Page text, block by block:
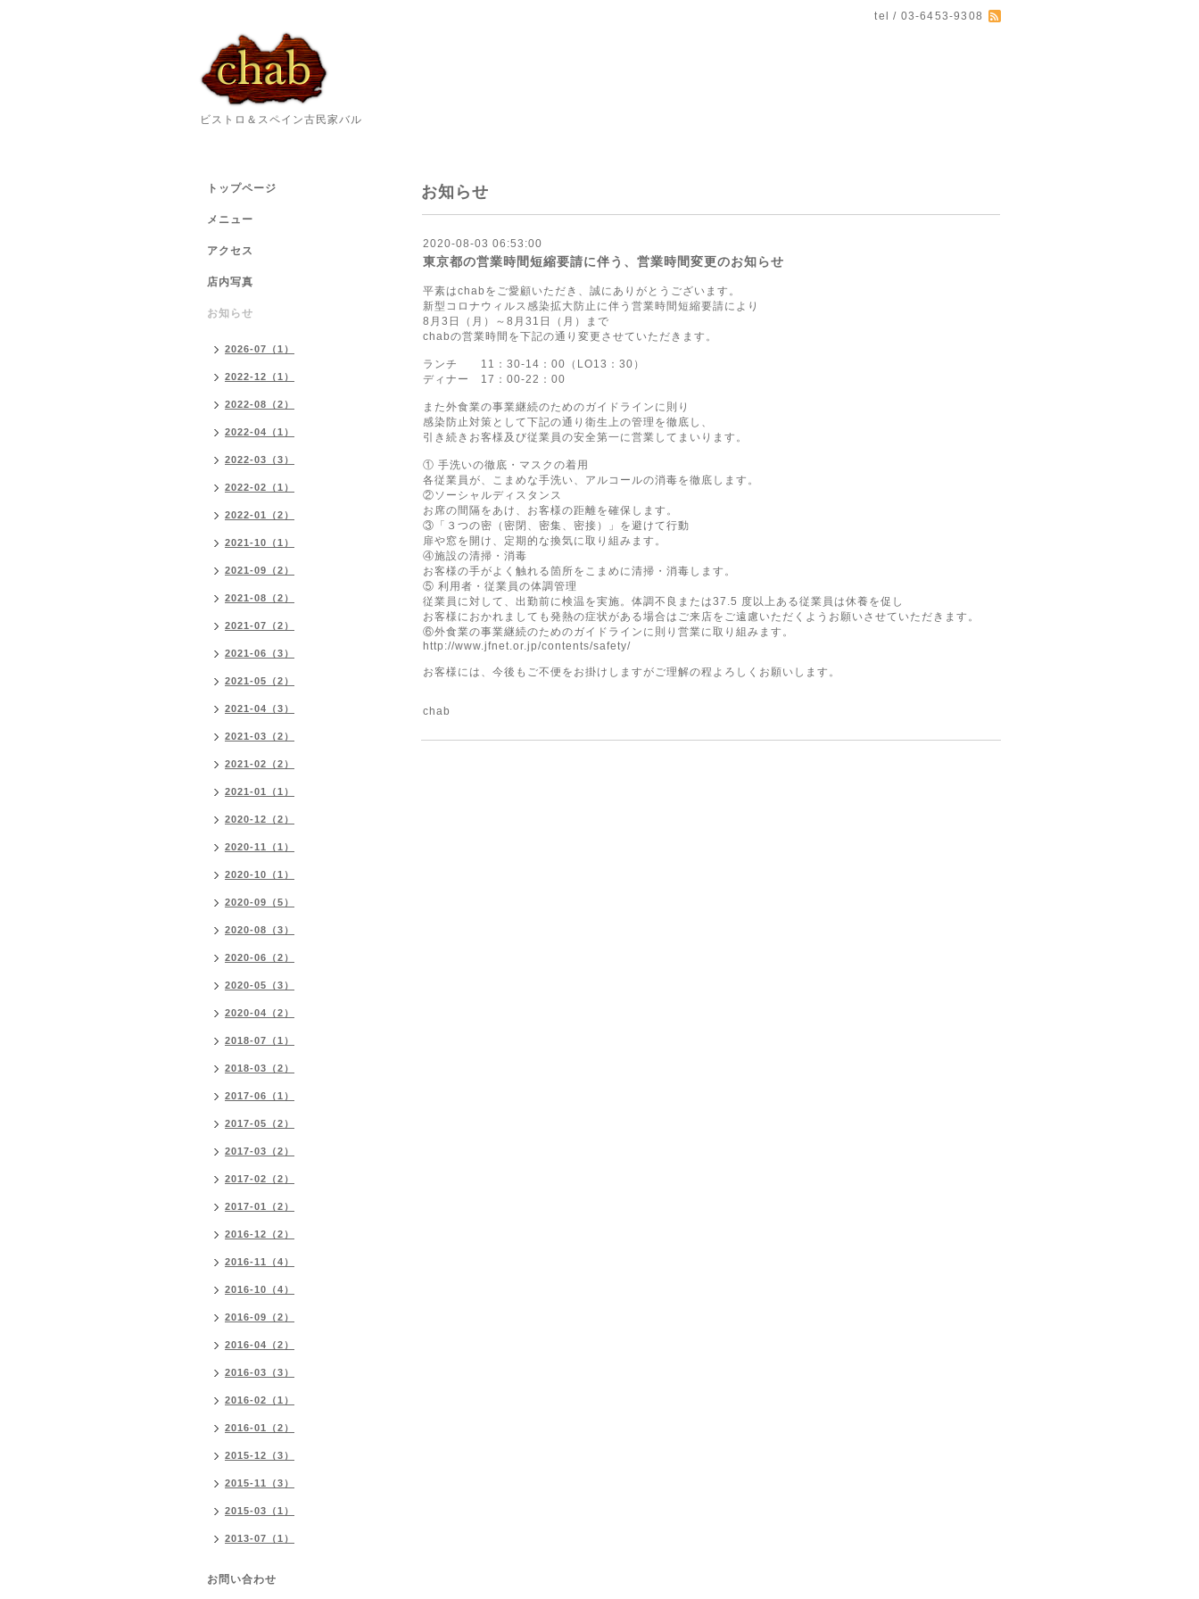
tel / 03-6453-9308
ビストロ＆スペイン古民家バル
お知らせ
2020-08-03 06:53:00
東京都の営業時間短縮要請に伴う、営業時間変更のお知らせ
平素はchabをご愛顧いただき、誠にありがとうございます。
新型コロナウィルス感染拡大防止に伴う営業時間短縮要請により
8月3日（月）～8月31日（月）まで
chabの営業時間を下記の通り変更させていただきます。
ランチ 11：30-14：00（LO13：30）
ディナー 17：00-22：00
また外食業の事業継続のためのガイドラインに則り
感染防止対策として下記の通り衛生上の管理を徹底し、
引き続きお客様及び従業員の安全第一に営業してまいります。
① 手洗いの徹底・マスクの着用
各従業員が、こまめな手洗い、アルコールの消毒を徹底します。
②ソーシャルディスタンス
お席の間隔をあけ、お客様の距離を確保します。
③「３つの密（密閉、密集、密接）」を避けて行動
扉や窓を開け、定期的な換気に取り組みます。
④施設の清掃・消毒
お客様の手がよく触れる箇所をこまめに清掃・消毒します。
⑤ 利用者・従業員の体調管理
従業員に対して、出勤前に検温を実施。体調不良または37.5 度以上ある従業員は休養を促し
お客様におかれましても発熱の症状がある場合はご来店をご遠慮いただくようお願いさせていただきます。
⑥外食業の事業継続のためのガイドラインに則り営業に取り組みます。
http://www.jfnet.or.jp/contents/safety/
お客様には、今後もご不便をお掛けしますがご理解の程よろしくお願いします。
chab
トップページ
メニュー
アクセス
店内写真
お知らせ
2026-07（1）
2022-12（1）
2022-08（2）
2022-04（1）
2022-03（3）
2022-02（1）
2022-01（2）
2021-10（1）
2021-09（2）
2021-08（2）
2021-07（2）
2021-06（3）
2021-05（2）
2021-04（3）
2021-03（2）
2021-02（2）
2021-01（1）
2020-12（2）
2020-11（1）
2020-10（1）
2020-09（5）
2020-08（3）
2020-06（2）
2020-05（3）
2020-04（2）
2018-07（1）
2018-03（2）
2017-06（1）
2017-05（2）
2017-03（2）
2017-02（2）
2017-01（2）
2016-12（2）
2016-11（4）
2016-10（4）
2016-09（2）
2016-04（2）
2016-03（3）
2016-02（1）
2016-01（2）
2015-12（3）
2015-11（3）
2015-03（1）
2013-07（1）
お問い合わせ